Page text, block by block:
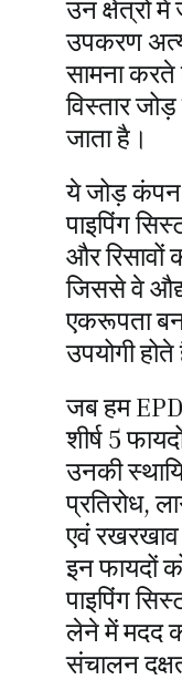
उन क्षेत्रों
उपकरण
सामना
विस्तार
जाता है।
ये जोड़
पाइपिंग
और रिसावों
जिससे वे
एकरूपता
उपयोगी
जब हम
शीर्ष 5
उनकी
प्रतिरोध,
एवं
इन फायदों
पाइपिंग
लेने में मदद
संचालन